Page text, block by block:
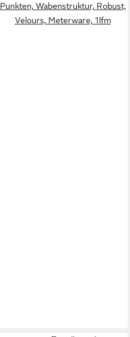
Punkten, Wabenstruktur, Robust,
Velours, Meterware, 1lfm